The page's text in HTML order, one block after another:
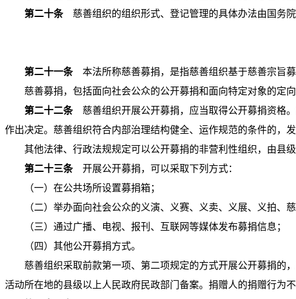
第二十条慈善组织的组织形式、登记管理的具体办法由国务院
第二十一条本法所称慈善募捐，是指慈善组织基于慈善宗旨募
慈善募捐，包括面向社会公众的公开募捐和面向特定对象的定向
第二十二条慈善组织开展公开募捐，应当取得公开募捐资格。
作出决定。慈善组织符合内部治理结构健全、运作规范的条件的，
其他法律、行政法规规定可以公开募捐的非营利性组织，由县
第二十三条开展公开募捐，可以采取下列方式：
（一）在公共场所设置募捐箱；
（二）举办面向社会公众的义演、义赛、义卖、义展、义拍、慈
（三）通过广播、电视、报刊、互联网等媒体发布募捐信息；
（四）其他公开募捐方式。
慈善组织采取前款第一项、第二项规定的方式开展公开募捐的
活动所在地的县级以上人民政府民政部门备案。捐赠人的捐赠行为不